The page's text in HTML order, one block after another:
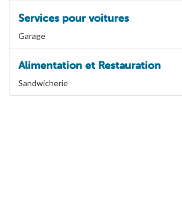
Services pour voitures
Garage
Alimentation et Restauration
Sandwicherie